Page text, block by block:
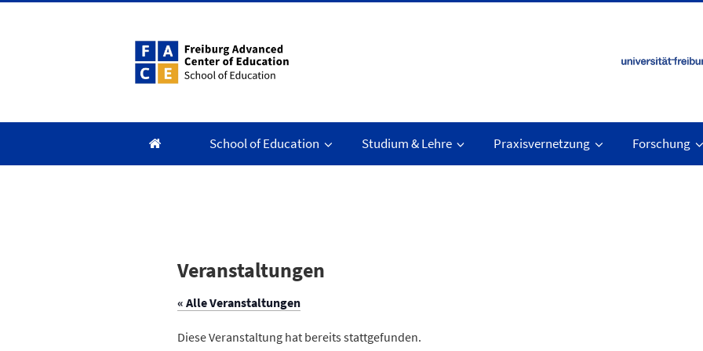
Zum
School of Education Studium & Lehre Praxisvernetzung Forschung
Veranstaltungen
« Alle Veranstaltungen
Diese Veranstaltung hat bereits stattgefunden.